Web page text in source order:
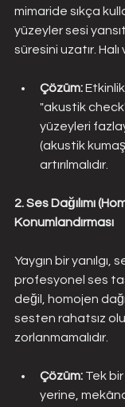
mimaride sıkça
yüzeyler sesi
süresini uzatır.
Çözüm:
"akustik check"
yüzeyleri
(akustik
artırılmalıdır.
2. Ses Dağılımı
Konumlandırması
Yaygın bir yanılgı,
profesyonel ses
değil, homojen
sesten rahatsız
zorlanmamalıdır.
Çözüm: Tek
yerine,